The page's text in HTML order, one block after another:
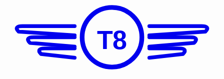
T8